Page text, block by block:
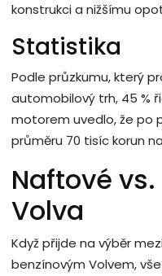
konstrukci a nižšímu
Statistika
Podle průzkumu, který
automobilový trh, 45 %
motorem uvedlo, že po
průměru 70 tisíc korun
Naftové
Volva
Když přijde na výběr
benzínovým Volvem,